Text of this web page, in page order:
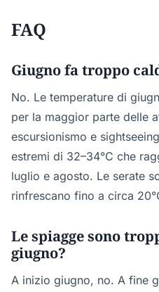
FAQ
Giugno fa troppo
No. Le temperature di
per la maggior parte delle
escursionismo e
estremi di 32–34°C che
luglio e agosto. Le serate
rinfrescano fino a circa
Le spiagge sono
giugno?
A inizio giugno, no. A fine